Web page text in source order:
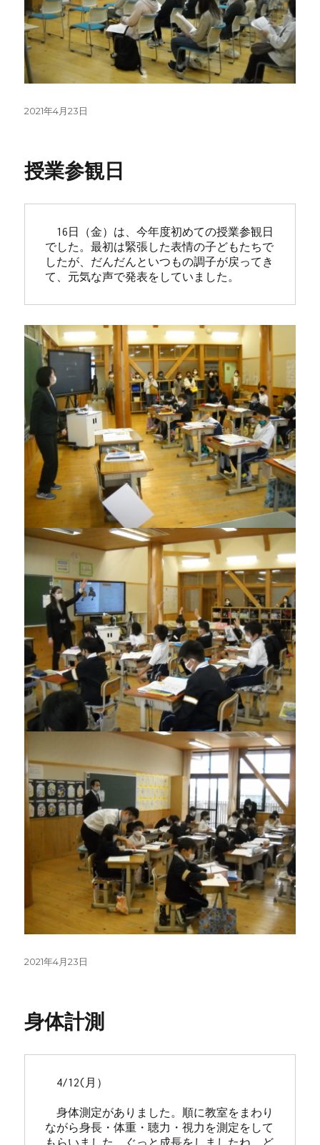
投
2021年4月23日
授業参観日
16日（金）は、今年度初めての授業参観日
でした。最初は緊張した表情の子どもたちで
したが、だんだんといつもの調子が戻ってき
て、元気な声で発表をしていました。
投
2021年4月23日
身体計測
4/12(月）
身体測定がありました。順に教室をまわり
ながら身長・体重・聴力・視力を測定をして
もらいました。ぐっと成長をしましたね。ど